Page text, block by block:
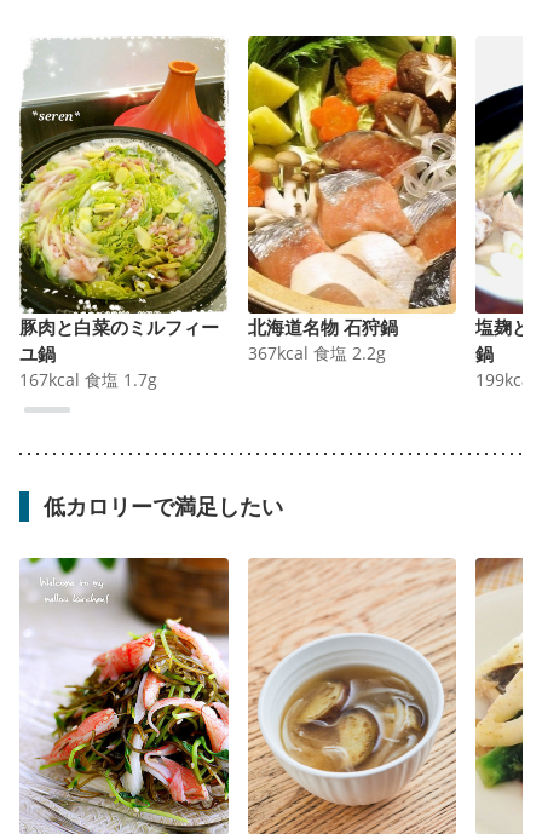
豚肉と白菜のミルフィー
ユ鍋
167kcal 食塩 1.7g
北海道名物 石狩鍋
367kcal 食塩 2.2g
塩麹と
鍋
199kcal
低カロリーで満足したい